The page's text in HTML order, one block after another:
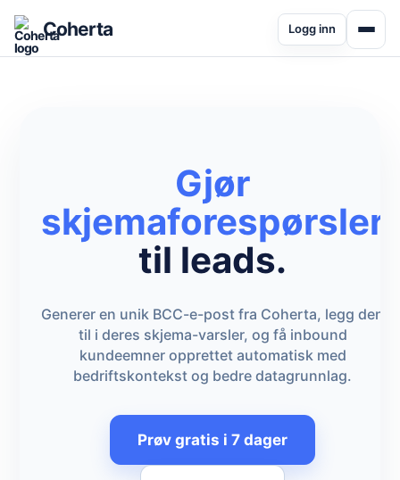
Coherta Logg inn
Gjør
skjemaforespørsler
til leads.
Generer en unik BCC-e-post fra Coherta, legg den
til i deres skjema-varsler, og få inbound
kundeemner opprettet automatisk med
bedriftskontekst og bedre datagrunnlag.
Prøv gratis i 7 dager